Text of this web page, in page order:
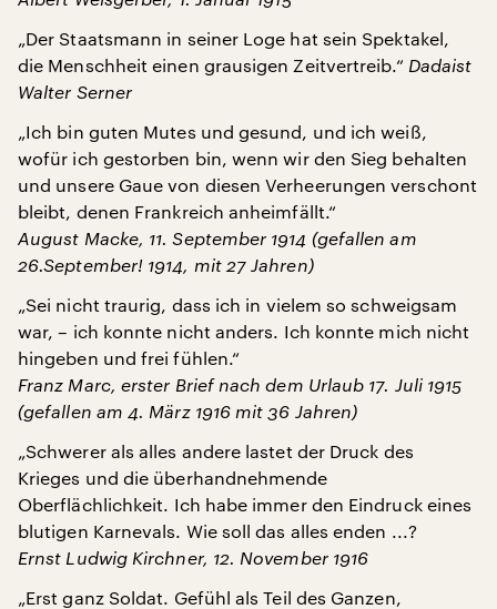
„Der Staatsmann in seiner Loge hat sein Spektakel,
die Menschheit einen grausigen Zeitvertreib.“ Dadaist
Walter Serner
„Ich bin guten Mutes und gesund, und ich weiß,
wofür ich gestorben bin, wenn wir den Sieg behalten
und unsere Gaue von diesen Verheerungen verschont
bleibt, denen Frankreich anheimfällt.“
August Macke, 11. September 1914 (gefallen am
26.September! 1914, mit 27 Jahren)
„Sei nicht traurig, dass ich in vielem so schweigsam
war, – ich konnte nicht anders. Ich konnte mich nicht
hingeben und frei fühlen.“
Franz Marc, erster Brief nach dem Urlaub 17. Juli 1915
(gefallen am 4. März 1916 mit 36 Jahren)
„Schwerer als alles andere lastet der Druck des
Krieges und die überhandnehmende
Oberflächlichkeit. Ich habe immer den Eindruck eines
blutigen Karnevals. Wie soll das alles enden ...?
Ernst Ludwig Kirchner, 12. November 1916
„Erst ganz Soldat. Gefühl als Teil des Ganzen,